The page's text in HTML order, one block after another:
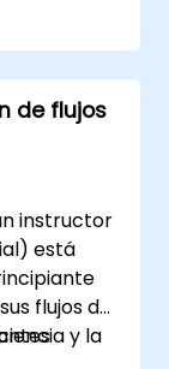
y
(NLP,
de Claude
de flujos
instructor
está
flujos de
y la